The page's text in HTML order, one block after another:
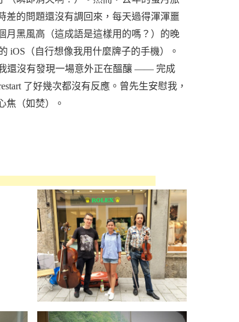
差的問題還沒有調回來，每天過得渾渾噩
月黑風高（這成語是這樣用的嗎？）的晚
iOS（自行想像我用什麼牌子的手機）。
我還沒有發現一場意外正在醞釀 —— 完成
了好幾次都沒有反應。曾先生安慰我，
焦（如焚）。